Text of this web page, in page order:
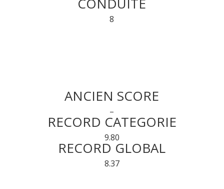
8
ANCIEN SCORE
–
RECORD CATEGORIE
9.80
RECORD GLOBAL
8.37